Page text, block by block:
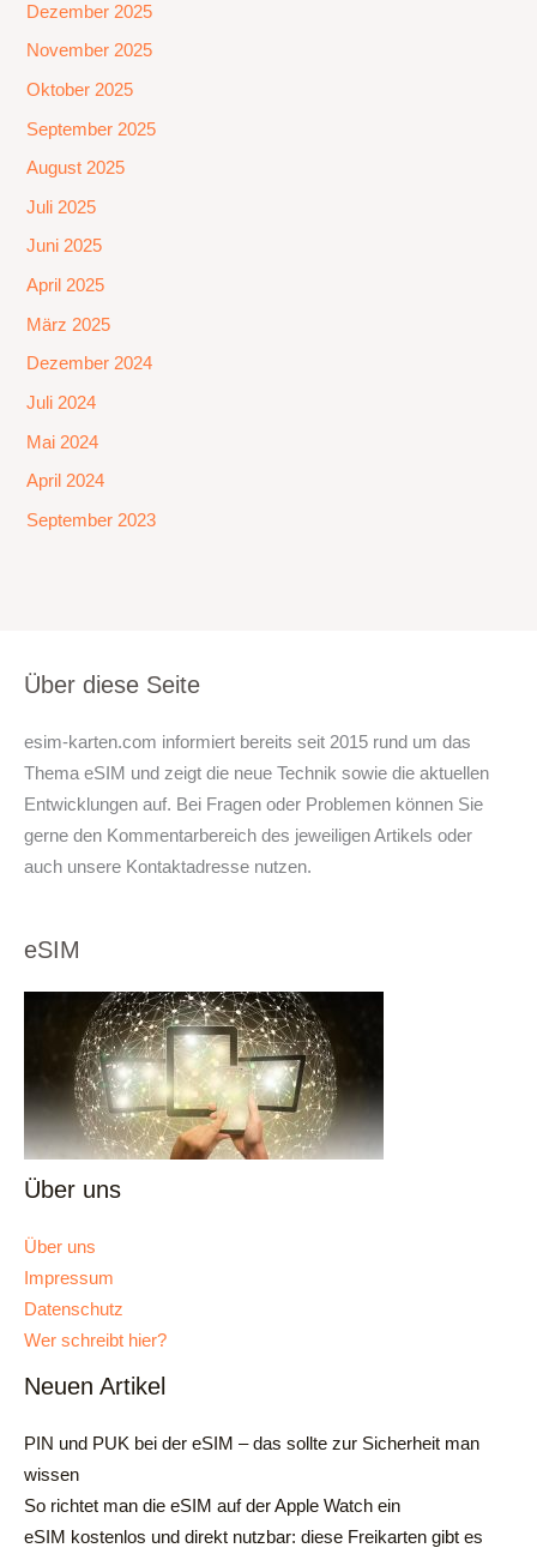
Dezember 2025
November 2025
Oktober 2025
September 2025
August 2025
Juli 2025
Juni 2025
April 2025
März 2025
Dezember 2024
Juli 2024
Mai 2024
April 2024
September 2023
Über diese Seite
esim-karten.com informiert bereits seit 2015 rund um das
Thema eSIM und zeigt die neue Technik sowie die aktuellen
Entwicklungen auf. Bei Fragen oder Problemen können Sie
gerne den Kommentarbereich des jeweiligen Artikels oder
auch unsere Kontaktadresse nutzen.
eSIM
Über uns
Über uns
Impressum
Datenschutz
Wer schreibt hier?
Neuen Artikel
PIN und PUK bei der eSIM – das sollte zur Sicherheit man
wissen
So richtet man die eSIM auf der Apple Watch ein
eSIM kostenlos und direkt nutzbar: diese Freikarten gibt es